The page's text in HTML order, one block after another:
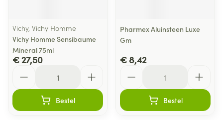
Vichy, Vichy Homme
Vichy Homme Sensibaume
Mineral 75ml
€ 27,50
Bestel
Pharmex Aluinsteen Luxe
Gm
€ 8,42
Bestel